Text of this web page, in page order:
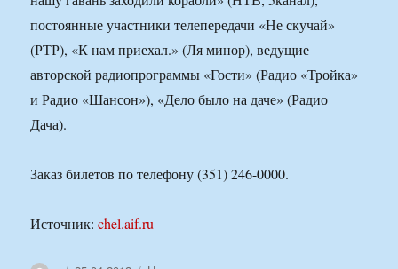
постоянные участники телепередачи «Не скучай»
(РТР), «К нам приехал.» (Ля минор), ведущие
авторской радиопрограммы «Гости» (Радио «Тройка»
и Радио «Шансон»), «Дело было на даче» (Радио
Дача).
Заказ билетов по телефону (351) 246-0000.
Источник:chel.aif.ru